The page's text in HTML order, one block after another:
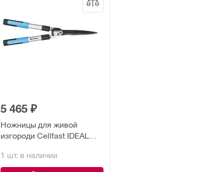
5 465 ₽
Ножницы для живой
изгороди Cellfast IDEAL
1 шт. в наличии